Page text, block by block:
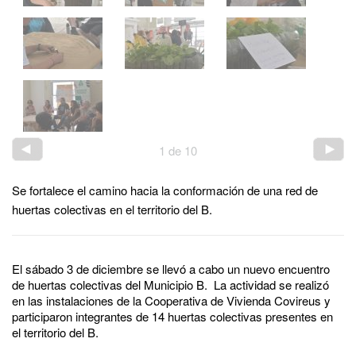
1 de 10
Se fortalece el camino hacia la conformación de una red de
huertas colectivas en el territorio del B.
El sábado 3 de diciembre se llevó a cabo un nuevo encuentro
de huertas colectivas del Municipio B. La actividad se realizó
en las instalaciones de la Cooperativa de Vivienda Covireus y
participaron integrantes de 14 huertas colectivas presentes en
el territorio del B.